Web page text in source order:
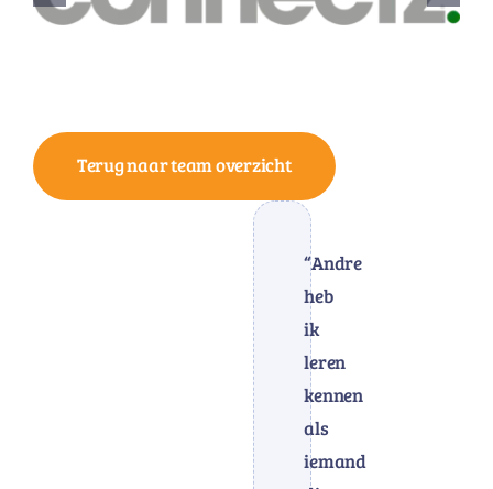
Terug naar team overzicht
“Andre
heb
ik
leren
kennen
als
iemand